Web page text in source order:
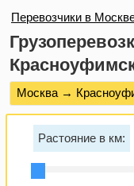
Перевозчики в
Москва →
Растояние в км: